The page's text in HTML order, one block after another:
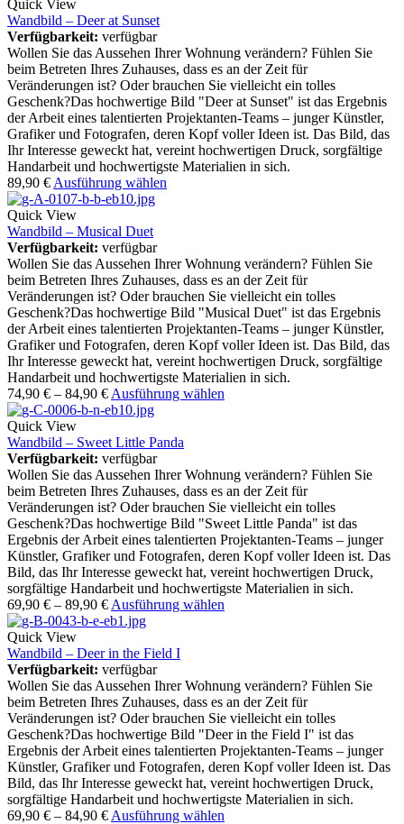
Quick View
Wandbild – Deer at Sunset
Verfügbarkeit: verfügbar
Wollen Sie das Aussehen Ihrer Wohnung verändern? Fühlen Sie
beim Betreten Ihres Zuhauses, dass es an der Zeit für
Veränderungen ist? Oder brauchen Sie vielleicht ein tolles
Geschenk?Das hochwertige Bild "Deer at Sunset" ist das Ergebnis
der Arbeit eines talentierten Projektanten-Teams – junger Künstler,
Grafiker und Fotografen, deren Kopf voller Ideen ist. Das Bild, das
Ihr Interesse geweckt hat, vereint hochwertigen Druck, sorgfältige
Handarbeit und hochwertigste Materialien in sich.
89,90 € Ausführung wählen
Quick View
Wandbild – Musical Duet
Verfügbarkeit: verfügbar
Wollen Sie das Aussehen Ihrer Wohnung verändern? Fühlen Sie
beim Betreten Ihres Zuhauses, dass es an der Zeit für
Veränderungen ist? Oder brauchen Sie vielleicht ein tolles
Geschenk?Das hochwertige Bild "Musical Duet" ist das Ergebnis
der Arbeit eines talentierten Projektanten-Teams – junger Künstler,
Grafiker und Fotografen, deren Kopf voller Ideen ist. Das Bild, das
Ihr Interesse geweckt hat, vereint hochwertigen Druck, sorgfältige
Handarbeit und hochwertigste Materialien in sich.
74,90 € – 84,90 € Ausführung wählen
Quick View
Wandbild – Sweet Little Panda
Verfügbarkeit: verfügbar
Wollen Sie das Aussehen Ihrer Wohnung verändern? Fühlen Sie
beim Betreten Ihres Zuhauses, dass es an der Zeit für
Veränderungen ist? Oder brauchen Sie vielleicht ein tolles
Geschenk?Das hochwertige Bild "Sweet Little Panda" ist das
Ergebnis der Arbeit eines talentierten Projektanten-Teams – junger
Künstler, Grafiker und Fotografen, deren Kopf voller Ideen ist. Das
Bild, das Ihr Interesse geweckt hat, vereint hochwertigen Druck,
sorgfältige Handarbeit und hochwertigste Materialien in sich.
69,90 € – 89,90 € Ausführung wählen
Quick View
Wandbild – Deer in the Field I
Verfügbarkeit: verfügbar
Wollen Sie das Aussehen Ihrer Wohnung verändern? Fühlen Sie
beim Betreten Ihres Zuhauses, dass es an der Zeit für
Veränderungen ist? Oder brauchen Sie vielleicht ein tolles
Geschenk?Das hochwertige Bild "Deer in the Field I" ist das
Ergebnis der Arbeit eines talentierten Projektanten-Teams – junger
Künstler, Grafiker und Fotografen, deren Kopf voller Ideen ist. Das
Bild, das Ihr Interesse geweckt hat, vereint hochwertigen Druck,
sorgfältige Handarbeit und hochwertigste Materialien in sich.
69,90 € – 84,90 € Ausführung wählen